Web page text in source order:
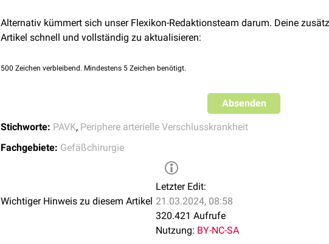
Alternativ kümmert sich unser Flexikon-Redaktionsteam darum. Deine
Artikel schnell und vollständig zu aktualisieren:
500 Zeichen verbleibend. Mindestens 5 Zeichen benötigt.
Absenden
Stichworte: PAVK, Periphere arterielle Verschlusskrankheit
Fachgebiete: Gefäßchirurgie
Wichtiger Hinweis zu diesem Artikel
Letzter Edit:
21.03.2024, 08:58
320.421 Aufrufe
Nutzung: BY-NC-SA